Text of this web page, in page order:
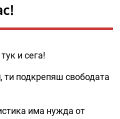
и сега!
, ти подкрепяш свободата
има нужда от